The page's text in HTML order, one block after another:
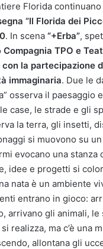
Florida continuano
“Il Florida dei
. In scena “+Erba”,
Compagnia TPO e
la partecipazione
immaginaria. Due le
osserva il paesaggio
case, le strade e gli
la terra, gli insetti,
si muovono su
evocano una stanza
idee e progetti si
nata è un ambiente
entrano in gioco:
arrivano gli animali, le
realizza, ma c’è una
allontana gli